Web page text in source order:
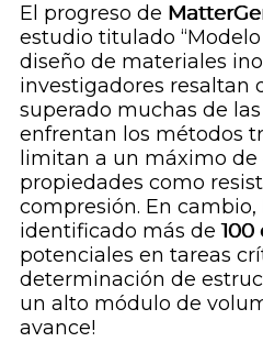
El progreso de
estudio titulado
diseño de materiales
investigadores resaltan
superado muchas de
enfrentan los métodos
limitan a un máximo de
propiedades como
compresión. En
identificado más de100
potenciales en tareas
determinación de
un alto módulo de
avance!